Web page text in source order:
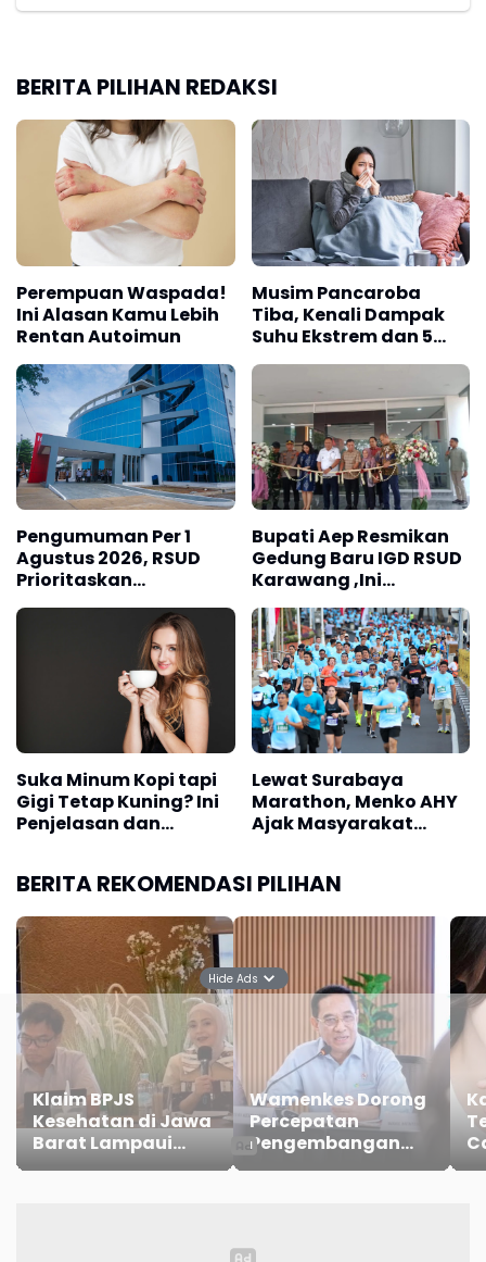
BERITA PILIHAN REDAKSI
Perempuan Waspada!
Ini Alasan Kamu Lebih
Rentan Autoimun
Musim Pancaroba
Tiba, Kenali Dampak
Suhu Ekstrem dan 5
Cara Menjaga
Pengumuman Per 1
Agustus 2026, RSUD
Prioritaskan
Pendaftaran
Pelayanan Rawat
Jalan Lewat Aplikasi
Bupati Aep Resmikan
Gedung Baru IGD RSUD
Karawang ,Ini
Pesannya
Suka Minum Kopi tapi
Gigi Tetap Kuning? Ini
Penjelasan dan
Lewat Surabaya
Marathon, Menko AHY
Ajak Masyarakat
BERITA REKOMENDASI PILIHAN
Klaim BPJS
Kesehatan di Jawa
Barat Lampaui
Iuran Rp5 Triliun
Wamenkes Dorong
Percepatan
Pengembangan
Vaksin TBC
Hide Ads